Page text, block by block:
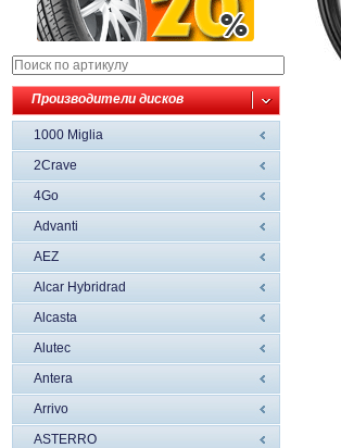
Производители дисков
1000 Miglia
2Crave
4Go
Advanti
AEZ
Alcar Hybridrad
Alcasta
Alutec
Antera
Arrivo
ASTERRO